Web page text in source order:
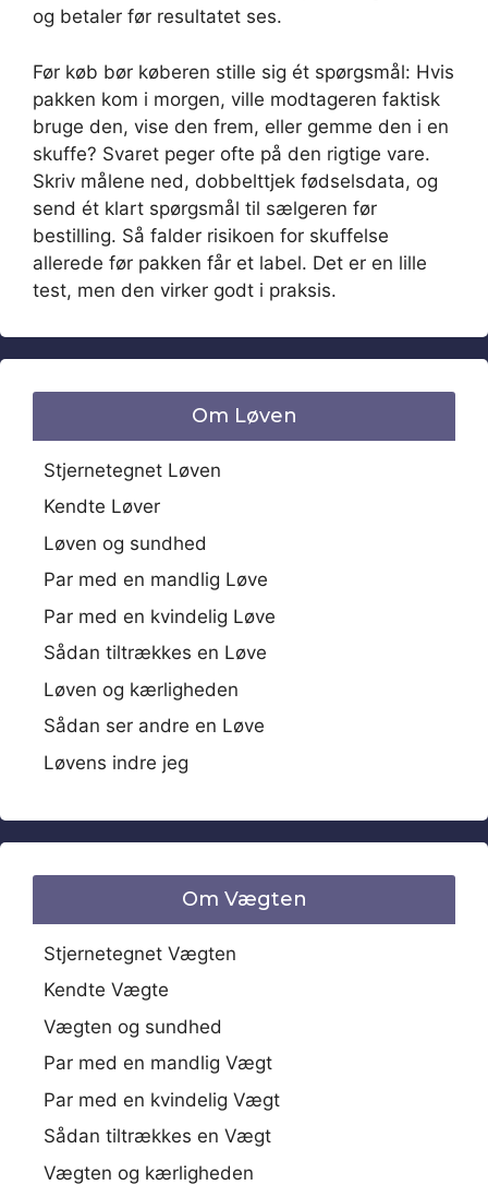
og betaler før resultatet ses.
Før køb bør køberen stille sig ét spørgsmål: Hvis
pakken kom i morgen, ville modtageren faktisk
bruge den, vise den frem, eller gemme den i en
skuffe? Svaret peger ofte på den rigtige vare.
Skriv målene ned, dobbelttjek fødselsdata, og
send ét klart spørgsmål til sælgeren før
bestilling. Så falder risikoen for skuffelse
allerede før pakken får et label. Det er en lille
test, men den virker godt i praksis.
Om Løven
Stjernetegnet Løven
Kendte Løver
Løven og sundhed
Par med en mandlig Løve
Par med en kvindelig Løve
Sådan tiltrækkes en Løve
Løven og kærligheden
Sådan ser andre en Løve
Løvens indre jeg
Om Vægten
Stjernetegnet Vægten
Kendte Vægte
Vægten og sundhed
Par med en mandlig Vægt
Par med en kvindelig Vægt
Sådan tiltrækkes en Vægt
Vægten og kærligheden